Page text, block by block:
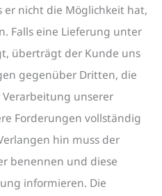
er nicht die Möglichkeit hat,
Falls eine Lieferung unter
überträgt der Kunde uns
gegenüber Dritten, die
unserer
Forderungen vollständig
hin muss der
benennen und diese
informieren. Die